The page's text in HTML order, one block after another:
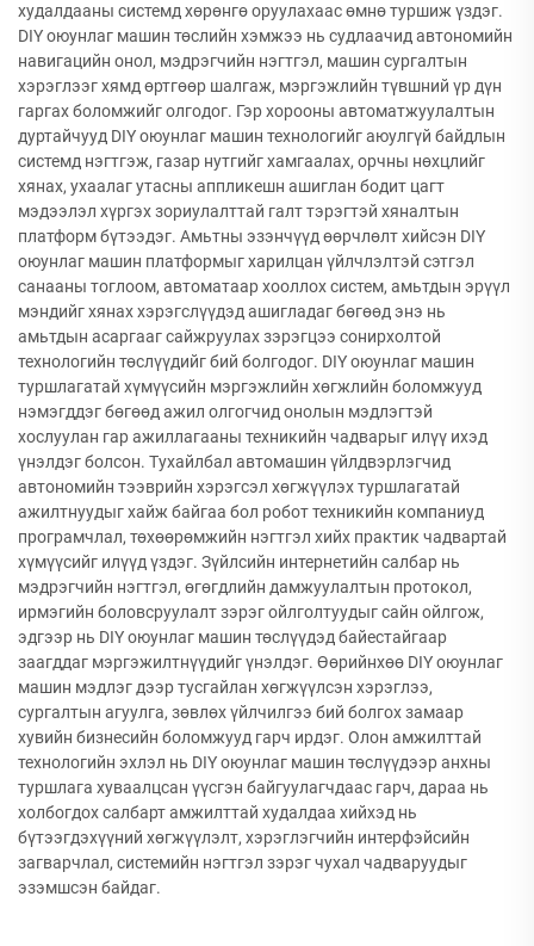
худалдааны системд хөрөнгө оруулахаас өмнө туршиж үздэг.
DIY оюунлаг машин төслийн хэмжээ нь судлаачид автономийн
навигацийн онол, мэдрэгчийн нэгтгэл, машин сургалтын
хэрэглээг хямд өртгөөр шалгаж, мэргэжлийн түвшний үр дүн
гаргах боломжийг олгодог. Гэр хорооны автоматжуулалтын
дуртайчууд DIY оюунлаг машин технологийг аюулгүй байдлын
системд нэгтгэж, газар нутгийг хамгаалах, орчны нөхцлийг
хянах, ухаалаг утасны аппликешн ашиглан бодит цагт
мэдээлэл хүргэх зориулалттай галт тэрэгтэй хяналтын
платформ бүтээдэг. Амьтны эзэнчүүд өөрчлөлт хийсэн DIY
оюунлаг машин платформыг харилцан үйлчлэлтэй сэтгэл
санааны тоглоом, автоматаар хооллох систем, амьтдын эрүүл
мэндийг хянах хэрэгслүүдэд ашигладаг бөгөөд энэ нь
амьтдын асаргааг сайжруулах зэрэгцээ сонирхолтой
технологийн төслүүдийг бий болгодог. DIY оюунлаг машин
туршлагатай хүмүүсийн мэргэжлийн хөгжлийн боломжууд
нэмэгддэг бөгөөд ажил олгогчид онолын мэдлэгтэй
хослуулан гар ажиллагааны техникийн чадварыг илүү ихэд
үнэлдэг болсон. Тухайлбал автомашин үйлдвэрлэгчид
автономийн тээврийн хэрэгсэл хөгжүүлэх туршлагатай
ажилтнуудыг хайж байгаа бол робот техникийн компаниуд
програмчлал, төхөөрөмжийн нэгтгэл хийх практик чадвартай
хүмүүсийг илүүд үздэг. Зүйлсийн интернетийн салбар нь
мэдрэгчийн нэгтгэл, өгөгдлийн дамжуулалтын протокол,
ирмэгийн боловсруулалт зэрэг ойлголтуудыг сайн ойлгож,
эдгээр нь DIY оюунлаг машин төслүүдэд байестайгаар
заагддаг мэргэжилтнүүдийг үнэлдэг. Өөрийнхөө DIY оюунлаг
машин мэдлэг дээр тусгайлан хөгжүүлсэн хэрэглээ,
сургалтын агуулга, зөвлөх үйлчилгээ бий болгох замаар
хувийн бизнесийн боломжууд гарч ирдэг. Олон амжилттай
технологийн эхлэл нь DIY оюунлаг машин төслүүдээр анхны
туршлага хуваалцсан үүсгэн байгуулагчдаас гарч, дараа нь
холбогдох салбарт амжилттай худалдаа хийхэд нь
бүтээгдэхүүний хөгжүүлэлт, хэрэглэгчийн интерфэйсийн
загварчлал, системийн нэгтгэл зэрэг чухал чадваруудыг
эзэмшсэн байдаг.